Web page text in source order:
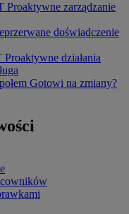
Proaktywne zarządzanie
doświadczenie
Proaktywne działania
Gotowi na zmiany?